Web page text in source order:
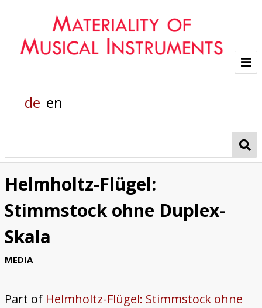
Helmholtz grand piano
Pianola
Organic Material
de en
Helmholtz-Flügel:
Stimmstock ohne Duplex-
Skala
MEDIA
Part of Helmholtz-Flügel: Stimmstock ohne